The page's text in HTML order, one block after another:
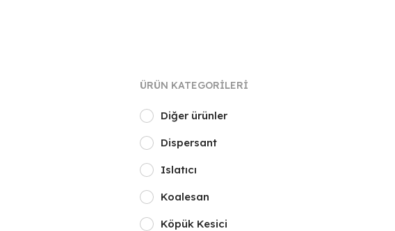
ÜRÜN KATEGORILERI
Diğer ürünler
Dispersant
Islatıcı
Koalesan
Köpük Kesici